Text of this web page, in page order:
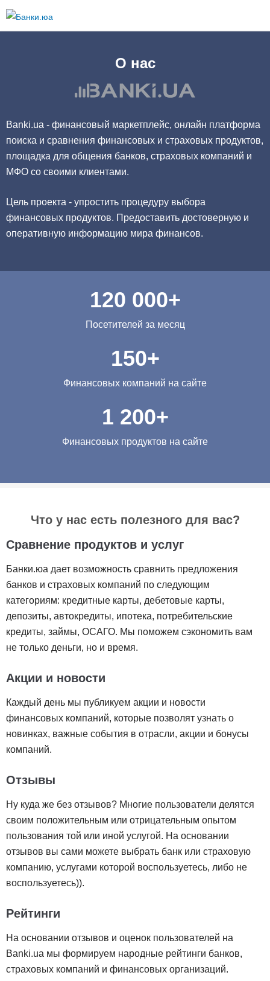
содержанию
О нас
Banki.ua - финансовый маркетплейс, онлайн платформа
поиска и сравнения финансовых и страховых продуктов,
площадка для общения банков, страховых компаний и
МФО со своими клиентами.
Цель проекта - упростить процедуру выбора
финансовых продуктов. Предоставить достоверную и
оперативную информацию мира финансов.
120 000+
Посетителей за месяц
150+
Финансовых компаний на сайте
1 200+
Финансовых продуктов на сайте
Что у нас есть полезного для вас?
Сравнение продуктов и услуг
Банки.юа дает возможность сравнить предложения
банков и страховых компаний по следующим
категориям: кредитные карты, дебетовые карты,
депозиты, автокредиты, ипотека, потребительские
кредиты, займы, ОСАГО. Мы поможем сэкономить вам
не только деньги, но и время.
Акции и новости
Каждый день мы публикуем акции и новости
финансовых компаний, которые позволят узнать о
новинках, важные события в отрасли, акции и бонусы
компаний.
Отзывы
Ну куда же без отзывов? Многие пользователи делятся
своим положительным или отрицательным опытом
пользования той или иной услугой. На основании
отзывов вы сами можете выбрать банк или страховую
компанию, услугами которой воспользуетесь, либо не
воспользуетесь)).
Рейтинги
На основании отзывов и оценок пользователей на
Banki.ua мы формируем народные рейтинги банков,
страховых компаний и финансовых организаций.